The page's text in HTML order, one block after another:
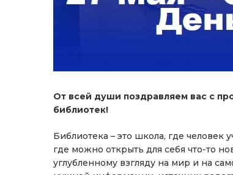
От всей души поздравляем вас с
библиотек!
Библиотека – это школа, где человек
где можно открыть для себя что-то
углубленному взгляду на мир и на